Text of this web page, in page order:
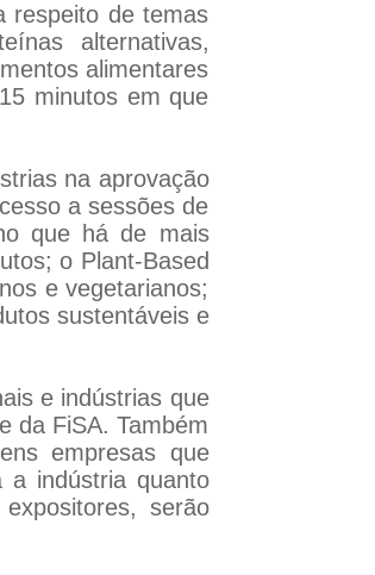
respeito de temas
alternativas,
alimentares
minutos em que
na aprovação
a sessões de
que há de mais
o Plant-Based
e vegetarianos;
sustentáveis e
e indústrias que
da FiSA. Também
empresas que
a indústria quanto
serão